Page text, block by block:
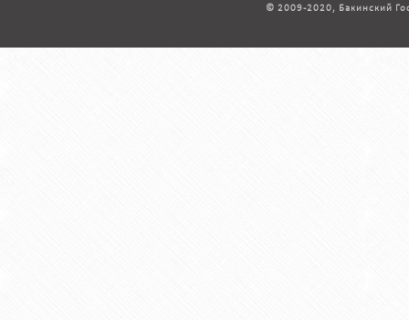
© 2009-2020, Бакинский